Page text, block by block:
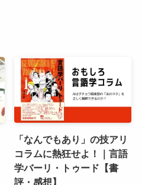
「なんでもあり」の技アリ
コラムに熱狂せよ！｜言語
学バーリ・トゥード【書
評・感想】